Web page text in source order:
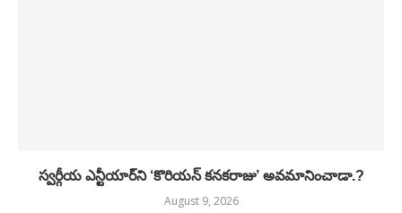
స్వర్గీయ ఎన్టీయార్‌ని ‘కొరియన్ కనకరాజు’ అవమానించాడా.?
August 9, 2026